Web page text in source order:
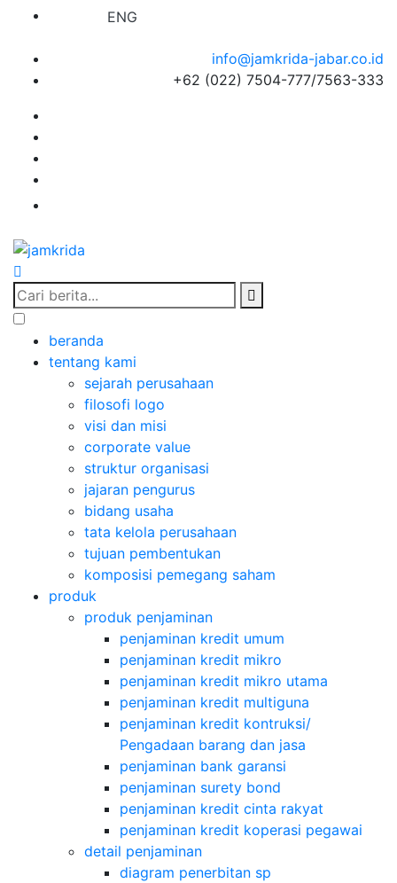
ENG
info@jamkrida-jabar.co.id
+62 (022) 7504-777/7563-333
beranda
tentang kami
sejarah perusahaan
filosofi logo
visi dan misi
corporate value
struktur organisasi
jajaran pengurus
bidang usaha
tata kelola perusahaan
tujuan pembentukan
komposisi pemegang saham
produk
produk penjaminan
penjaminan kredit umum
penjaminan kredit mikro
penjaminan kredit mikro utama
penjaminan kredit multiguna
penjaminan kredit kontruksi/
Pengadaan barang dan jasa
penjaminan bank garansi
penjaminan surety bond
penjaminan kredit cinta rakyat
penjaminan kredit koperasi pegawai
detail penjaminan
diagram penerbitan sp